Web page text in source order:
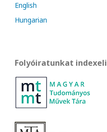
English
Hungarian
Folyóiratunkat indexeli